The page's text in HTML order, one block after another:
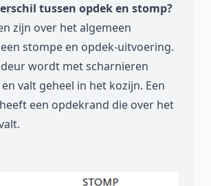
tussen opdek en stomp?
zijn over het algemeen
stompe en opdek-uitvoering.
wordt met scharnieren
valt geheel in het kozijn. Een
een opdekrand die over het